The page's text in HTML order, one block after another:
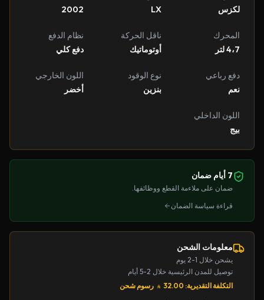
لكزس
LX
2002
المحرك
4،7 لتر
ناقل الحركة
أوتوماتيك
نظام الدفع
دفع كلي
دفع رباعي
نعم
نوع الوقود
بنزين
اللون الخارجي
أخضر
اللون الداخلي
بيج
7 أيام ضمان
ضمان على ملاءمة القطع ووظائفها.
قراءة سياسة الضمان
معلومات الشحن
يشحن خلال 1-2 يوم
توصيل للمدن الرئيسية خلال 2-5 أيام
التكلفة التقديرية: 32.00
رسوم شحن